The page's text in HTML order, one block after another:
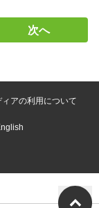
次へ
アの利用について